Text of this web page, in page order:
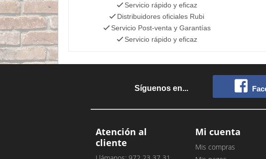
Servicio rápido y eficaz
Distribuidores oficiales Rubi
Servicio Post-venta y Garantías
Servicio rápido y eficaz
Síguenos en...
Atención al
cliente
Mi cuenta
Mis compras